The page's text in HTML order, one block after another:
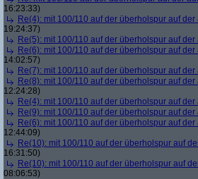
16:23:33)
Re(4): mit 100/110 auf der überholspur auf
19:24:37)
Re(5): mit 100/110 auf der überholspur auf
Re(6): mit 100/110 auf der überholspur auf
14:02:57)
Re(7): mit 100/110 auf der überholspur auf
Re(8): mit 100/110 auf der überholspur auf
12:24:28)
Re(4): mit 100/110 auf der überholspur auf
Re(9): mit 100/110 auf der überholspur auf
Re(6): mit 100/110 auf der überholspur auf
12:44:09)
Re(10): mit 100/110 auf der überholspur auf
16:31:50)
Re(10): mit 100/110 auf der überholspur auf
08:06:53)